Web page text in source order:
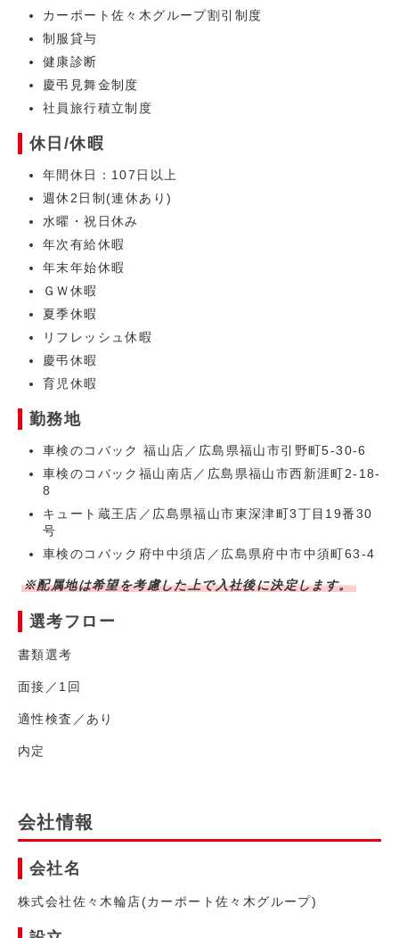
カーポート佐々木グループ割引制度
制服貸与
健康診断
慶弔見舞金制度
社員旅行積立制度
休日/休暇
年間休日：107日以上
週休2日制(連休あり)
水曜・祝日休み
年次有給休暇
年末年始休暇
ＧＷ休暇
夏季休暇
リフレッシュ休暇
慶弔休暇
育児休暇
勤務地
車検のコバック 福山店／広島県福山市引野町5-30-6
車検のコバック福山南店／広島県福山市西新涯町2-18-
8
キュート蔵王店／広島県福山市東深津町3丁目19番30
号
車検のコバック府中中須店／広島県府中市中須町63-4
※配属地は希望を考慮した上で入社後に決定します。
選考フロー
書類選考
面接／1回
適性検査／あり
内定
会社情報
会社名
株式会社佐々木輪店(カーポート佐々木グループ)